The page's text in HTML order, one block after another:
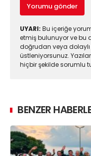
Yorumu gönder
UYARI: Bu içeriğe
etmiş bulunuyor ve bu
doğrudan veya dolaylı
üstleniyorsunuz.
hiçbir şekilde sorumlu
BENZER